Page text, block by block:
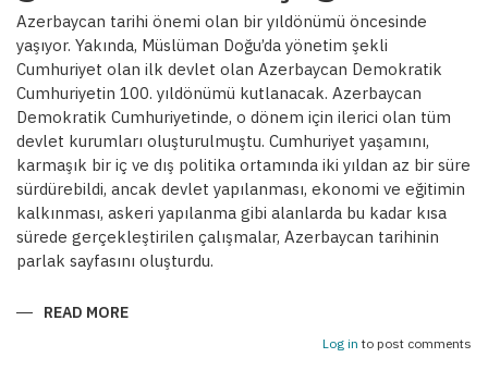
Azerbaycan tarihi önemi olan bir yıldönümü öncesinde
yaşıyor. Yakında, Müslüman Doğu’da yönetim şekli
Cumhuriyet olan ilk devlet olan Azerbaycan Demokratik
Cumhuriyetin 100. yıldönümü kutlanacak. Azerbaycan
Demokratik Cumhuriyetinde, o dönem için ilerici olan tüm
devlet kurumları oluşturulmuştu. Cumhuriyet yaşamını,
karmaşık bir iç ve dış politika ortamında iki yıldan az bir süre
sürdürebildi, ancak devlet yapılanması, ekonomi ve eğitimin
kalkınması, askeri yapılanma gibi alanlarda bu kadar kısa
sürede gerçekleştirilen çalışmalar, Azerbaycan tarihinin
parlak sayfasını oluşturdu.
READ MORE
Log in to post comments